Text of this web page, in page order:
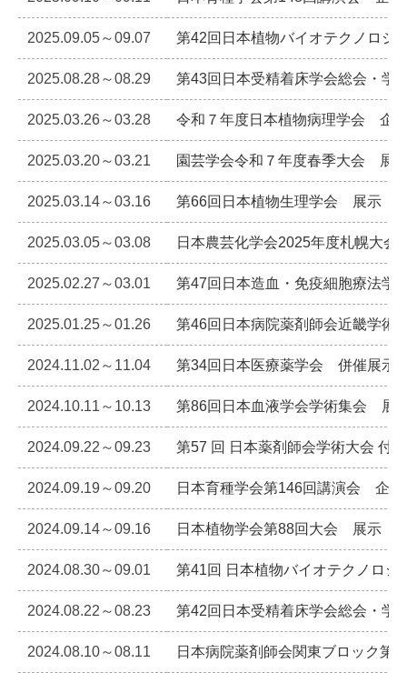
2025.09.05～09.07 第42回日本植物バイオテクノロ
2025.08.28～08.29 第43回日本受精着床学会総会・
2025.03.26～03.28 令和７年度日本植物病理学会 企
2025.03.20～03.21 園芸学会令和７年度春季大会 展
2025.03.14～03.16 第66回日本植物生理学会 展示
2025.03.05～03.08 日本農芸化学会2025年度札幌大
2025.02.27～03.01 第47回日本造血・免疫細胞療法
2025.01.25～01.26 第46回日本病院薬剤師会近畿学
2024.11.02～11.04 第34回日本医療薬学会 併催展示
2024.10.11～10.13 第86回日本血液学会学術集会 展
2024.09.22～09.23 第57 回 日本薬剤師会学術大会 付
2024.09.19～09.20 日本育種学会第146回講演会 企業
2024.09.14～09.16 日本植物学会第88回大会 展示
2024.08.30～09.01 第41回 日本植物バイオテクノロ
2024.08.22～08.23 第42回日本受精着床学会総会・
2024.08.10～08.11 日本病院薬剤師会関東ブロック